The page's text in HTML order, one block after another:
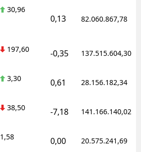
30,96
0,13 82.060.867,78
197,60 -0,35 137.515.604,30
3,30 0,61 28.156.182,34
38,50 -7,18 141.166.140,02
1,58 0,00 20.575.241,69